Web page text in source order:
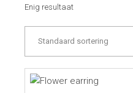
Enig resultaat
Standaard sortering